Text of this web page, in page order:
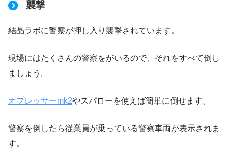
襲撃
結晶ラボに警察が押し入り襲撃されています。
現場にはたくさんの警察をがいるので、それをすべて倒し
ましょう。
オプレッサーmk2やスパローを使えば簡単に倒せます。
警察を倒したら従業員が乗っている警察車両が表示されま
す。